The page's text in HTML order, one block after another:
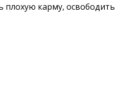
плохую карму, освободить